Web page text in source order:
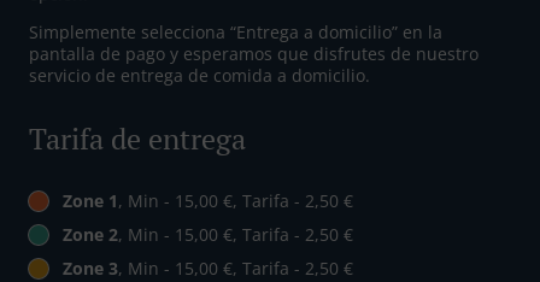
Simplemente selecciona “Entrega a domicilio” en la
pantalla de pago y esperamos que disfrutes de nuestro
servicio de entrega de comida a domicilio.
Tarifa de entrega
Zone 1, Min - 15,00 €, Tarifa - 2,50 €
Zone 2, Min - 15,00 €, Tarifa - 2,50 €
Zone 3, Min - 15,00 €, Tarifa - 2,50 €